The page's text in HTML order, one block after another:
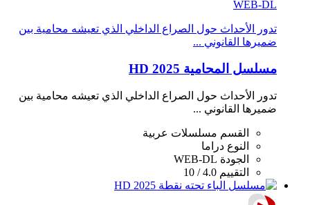
WEB-DL
تدور الأحداث حول الصراع الداخلي الذي تعيشه محامية بين
ضميرها القانوني ...
مسلسل المحامية 2025 HD
تدور الأحداث حول الصراع الداخلي الذي تعيشه محامية بين
ضميرها القانوني ...
القسم مسلسلات عربية
النوع دراما
الجودة WEB-DL
التقييم 4.0 / 10